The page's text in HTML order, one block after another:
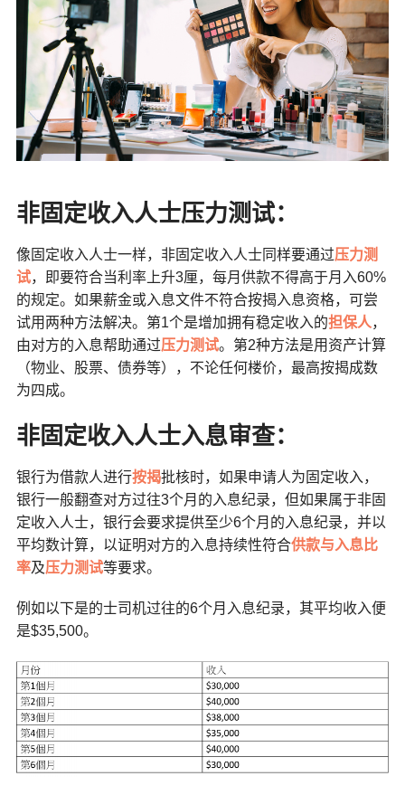
非固定收入人士压力测试：
像固定收入人士一样，非固定收入人士同样要通过压力测
试，即要符合当利率上升3厘，每月供款不得高于月入60%
的规定。如果薪金或入息文件不符合按揭入息资格，可尝
试用两种方法解决。第1个是增加拥有稳定收入的担保人，
由对方的入息帮助通过压力测试。第2种方法是用资产计算
（物业、股票、债券等），不论任何楼价，最高按揭成数
为四成。
非固定收入人士入息审查：
银行为借款人进行按揭批核时，如果申请人为固定收入，
银行一般翻查对方过往3个月的入息纪录，但如果属于非固
定收入人士，银行会要求提供至少6个月的入息纪录，并以
平均数计算，以证明对方的入息持续性符合供款与入息比
率及压力测试等要求。
例如以下是的士司机过往的6个月入息纪录，其平均收入便
是$35,500。